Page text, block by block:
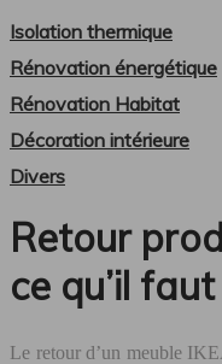
Isolation thermique
Rénovation énergétique
Rénovation Habitat
Décoration intérieure
Divers
Retour
ce qu’il
Le retour d’un meuble